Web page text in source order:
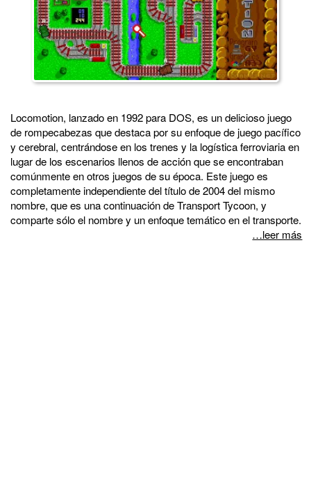
Locomotion, lanzado en 1992 para DOS, es un delicioso juego
de rompecabezas que destaca por su enfoque de juego pacífico
y cerebral, centrándose en los trenes y la logística ferroviaria en
lugar de los escenarios llenos de acción que se encontraban
comúnmente en otros juegos de su época. Este juego es
completamente independiente del título de 2004 del mismo
nombre, que es una continuación de Transport Tycoon, y
comparte sólo el nombre y un enfoque temático en el transporte.
…leer más